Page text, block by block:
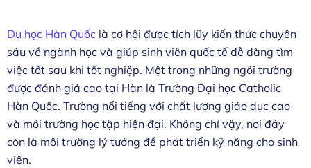
Du học Hàn Quốc là cơ hội được tích lũy kiến thức chuyên
sâu về ngành học và giúp sinh viên quốc tế dễ dàng tìm
việc tốt sau khi tốt nghiệp. Một trong những ngôi trường
được đánh giá cao tại Hàn là Trường Đại học Catholic
Hàn Quốc. Trường nổi tiếng với chất lượng giáo dục cao
và môi trường học tập hiện đại. Không chỉ vậy, nơi đây
còn là môi trường lý tưởng để phát triển kỹ năng cho sinh
viên.